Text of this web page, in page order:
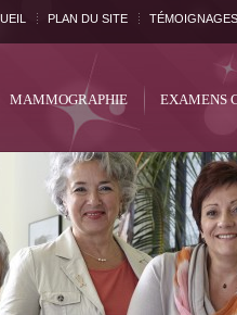
PLAN DU SITE TÉMOIGNAGES
MAMMOGRAPHIE EXAMENS